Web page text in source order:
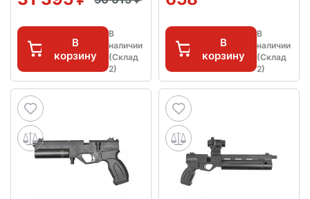
В
корзину
В
наличии
(Склад
2)
В
корзину
В
наличии
(Склад
2)